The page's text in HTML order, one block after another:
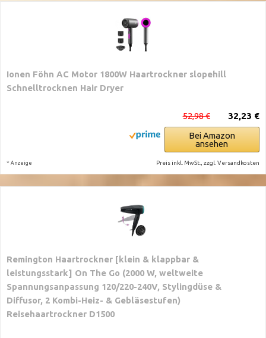
Ionen Föhn AC Motor 1800W Haartrockner slopehill
Schnelltrocknen Hair Dryer
32,23 €
52,98 €
Bei Amazon
ansehen
* Anzeige Preis inkl. MwSt., zzgl. Versandkosten
Remington Haartrockner [klein & klappbar &
leistungsstark] On The Go (2000 W, weltweite
Spannungsanpassung 120/220-240V, Stylingdüse &
Diffusor, 2 Kombi-Heiz- & Gebläsestufen)
Reisehaartrockner D1500